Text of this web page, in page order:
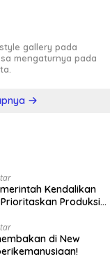
gallery pada
mengaturnya pada
Kendalikan
Produksi
di New